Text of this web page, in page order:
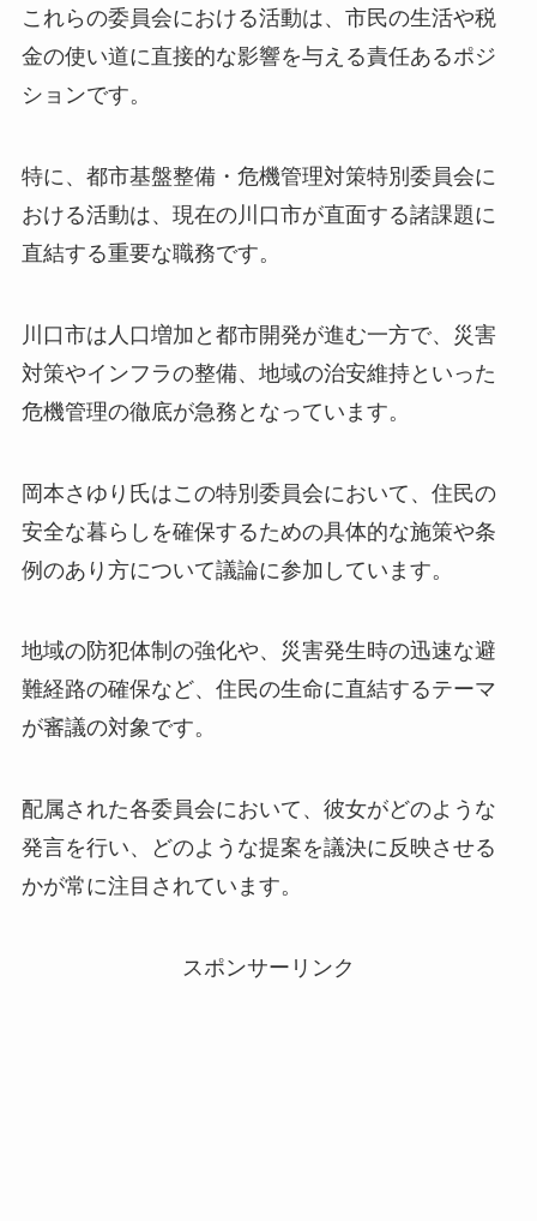
これらの委員会における活動は、市民の生活や税
金の使い道に直接的な影響を与える責任あるポジ
ションです。
特に、都市基盤整備・危機管理対策特別委員会に
おける活動は、現在の川口市が直面する諸課題に
直結する重要な職務です。
川口市は人口増加と都市開発が進む一方で、災害
対策やインフラの整備、地域の治安維持といった
危機管理の徹底が急務となっています。
岡本さゆり氏はこの特別委員会において、住民の
安全な暮らしを確保するための具体的な施策や条
例のあり方について議論に参加しています。
地域の防犯体制の強化や、災害発生時の迅速な避
難経路の確保など、住民の生命に直結するテーマ
が審議の対象です。
配属された各委員会において、彼女がどのような
発言を行い、どのような提案を議決に反映させる
かが常に注目されています。
スポンサーリンク